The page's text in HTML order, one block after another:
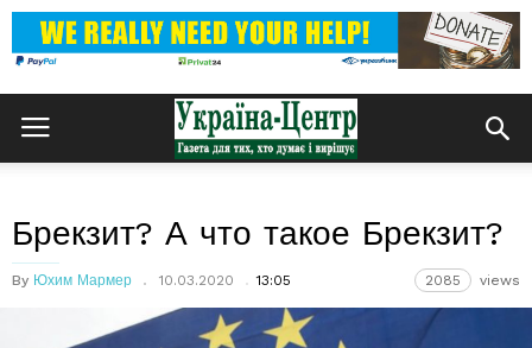
Брекзит? А что такое Брекзит?
By Юхим Мармер 10.03.2020 13:05 2085 views